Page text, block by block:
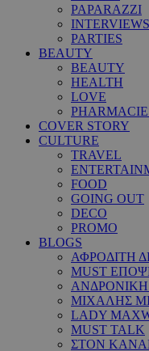
PAPARAZZI
INTERVIEWS
PARTIES
BEAUTY
BEAUTY
HEALTH
LOVE
COVER STORY
CULTURE
TRAVEL
FOOD
GOING OUT
DECO
PROMO
BLOGS
ΑΦΡΟΔΙΤΗ
MUST
ΜΙΧΑΛΗΣ
LADY
MUST TALK
ΣΤΟΝ